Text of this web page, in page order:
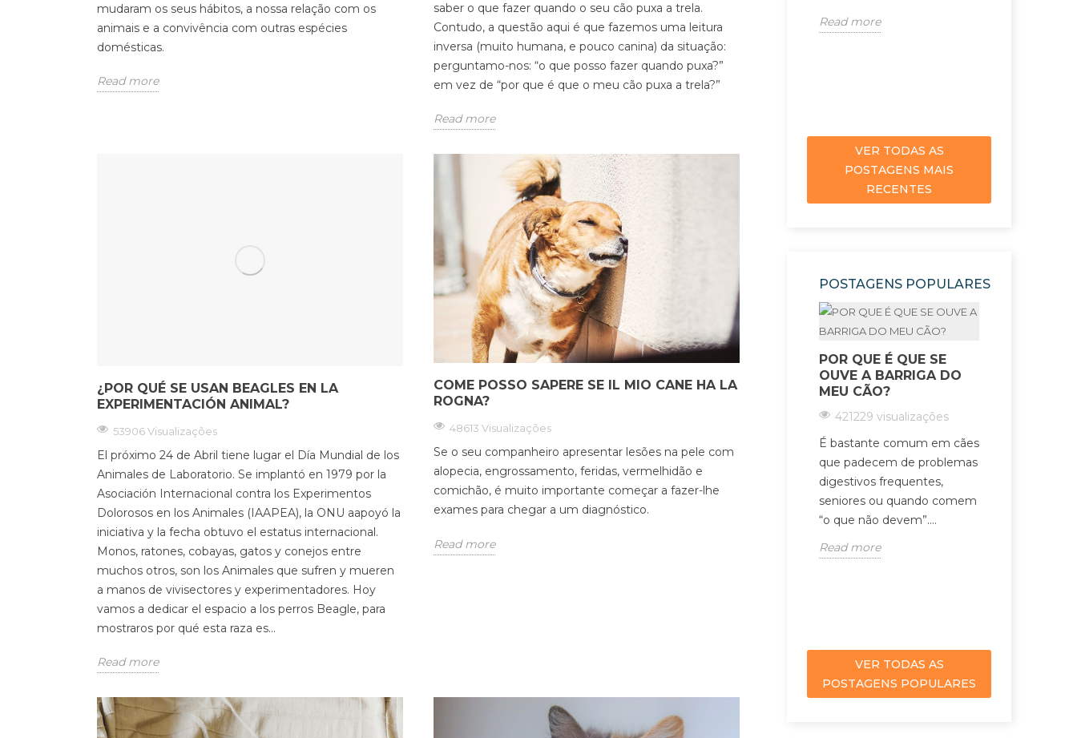
mudaram os seus hábitos, a nossa relação com os
animais e a convivência com outras espécies
domésticas.
Read more
saber o que fazer quando o seu cão puxa a trela.
Contudo, a questão aqui é que fazemos uma leitura
inversa (muito humana, e pouco canina) da situação:
perguntamo-nos: “o que posso fazer quando puxa?”
em vez de “por que é que o meu cão puxa a trela?”
Read more
¿POR QUÉ SE USAN BEAGLES EN LA
EXPERIMENTACIÓN ANIMAL?
53906 Visualizações
El próximo 24 de Abril tiene lugar el Día Mundial de los
Animales de Laboratorio. Se implantó en 1979 por la
Asociación Internacional contra los Experimentos
Dolorosos en los Animales (IAAPEA), la ONU aapoyó la
iniciativa y la fecha obtuvo el estatus internacional.
Monos, ratones, cobayas, gatos y conejos entre
muchos otros, son los Animales que sufren y mueren
a manos de vivisectores y experimentadores. Hoy
vamos a dedicar el espacio a los perros Beagle, para
mostraros por qué esta raza es...
Read more
COME POSSO SAPERE SE IL MIO CANE HA LA
ROGNA?
48613 Visualizações
Se o seu companheiro apresentar lesões na pele com
alopecia, engrossamento, feridas, vermelhidão e
comichão, é muito importante começar a fazer-lhe
exames para chegar a um diagnóstico.
Read more
Read more
VER TODAS AS
POSTAGENS MAIS
RECENTES
POSTAGENS POPULARES
POR QUE É QUE SE
OUVE A BARRIGA DO
MEU CÃO?
421229 visualizações
É bastante comum em cães
que padecem de problemas
digestivos frequentes,
seniores ou quando comem
“o que não devem”....
Read more
VER TODAS AS
POSTAGENS POPULARES